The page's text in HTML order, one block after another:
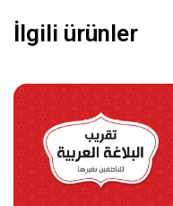
İlgili ürünler